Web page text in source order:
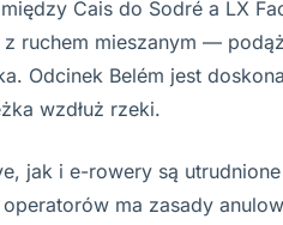
Cais do Sodré a LX
ruchem mieszanym —
Odcinek Belém jest
wzdłuż rzeki.
jak i e-rowery są utrudnione
ma zasady